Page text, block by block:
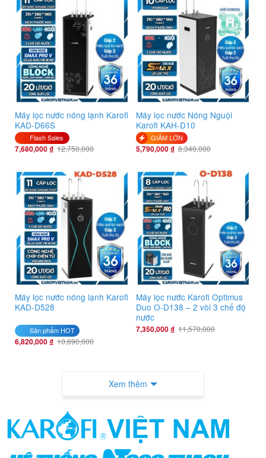
Máy lọc nước nóng lạnh Karofi
KAD-D66S
Flash Sales
7,680,000₫ 12,750,000
Máy lọc nước Nóng Nguội
Karofi KAH-D10
GIẢM LỚN
5,790,000₫ 8,340,000
Máy lọc nước nóng lạnh Karofi
KAD-D528
Sản phẩm HOT
6,820,000₫ 10,690,000
Máy lọc nước Karofi Optimus
Duo O-D138 – 2 vòi 3 chế độ
nước
7,350,000₫ 11,570,000
Xem thêm